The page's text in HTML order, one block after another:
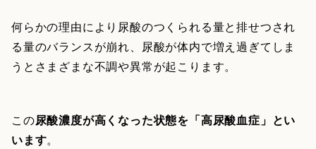
何らかの理由により尿酸のつくられる量と排せつされ
る量のバランスが崩れ、尿酸が体内で増え過ぎてしま
うとさまざまな不調や異常が起こります。
この尿酸濃度が高くなった状態を「高尿酸血症」とい
います。